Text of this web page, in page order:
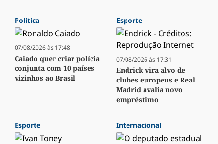
Política
07/08/2026 às 17:48
Caiado quer criar polícia
conjunta com 10 países
vizinhos ao Brasil
Esporte
07/08/2026 às 17:31
Endrick vira alvo de
clubes europeus e Real
Madrid avalia novo
empréstimo
Esporte Internacional